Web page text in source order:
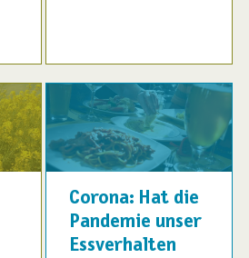
Corona: Hat die
Pandemie unser
Essverhalten